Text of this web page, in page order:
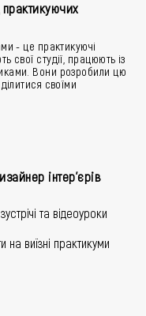
- це практикуючі
свої студії, працюють із
Вони розробили цю
своїми
інтер'єрів
та відеоуроки
на виїзні практикуми